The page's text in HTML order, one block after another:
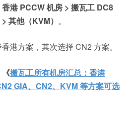
香港 PCCW 机房 > 搬瓦工 DC8
其他（KVM） 。
港方案，其次选择 CN2 方案。
《搬瓦工所有机房汇总：香港
GIA、CN2、KVM 等方案可选